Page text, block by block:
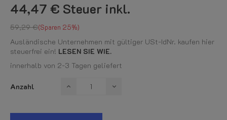
44,47 € Steuer inkl.
59,29 € Sparen 25%
Ausländische Unternehmen mit gültiger USt-IdNr. kaufen hier
steuerfrei ein! LESEN SIE WIE.
innerhalb von 2-3 Tagen geliefert
Anzahl